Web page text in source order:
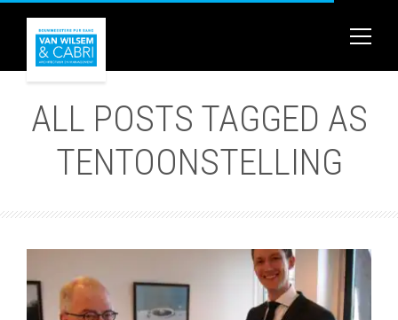
ALL POSTS TAGGED AS
TENTOONSTELLING